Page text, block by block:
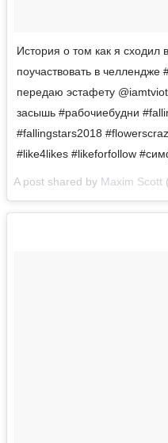
История о том как я сходил
поучаствовать в
передаю эстафету
засышь #рабочиебудни
#fallingstars2018
#like4likes #likeforfollow
A post shared by Maxim Scott